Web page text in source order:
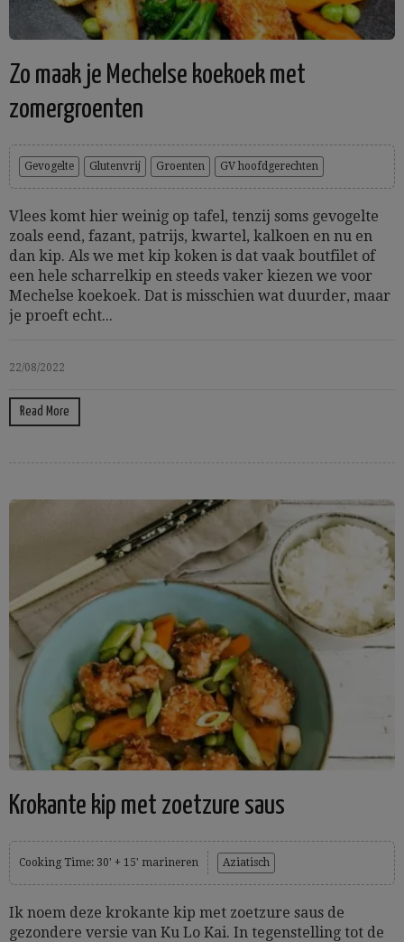
Zo maak je Mechelse koekoek met
zomergroenten
Gevogelte Glutenvrij Groenten GV hoofdgerechten
Vlees komt hier weinig op tafel, tenzij soms gevogelte
zoals eend, fazant, patrijs, kwartel, kalkoen en nu en
dan kip. Als we met kip koken is dat vaak boutfilet of
een hele scharrelkip en steeds vaker kiezen we voor
Mechelse koekoek. Dat is misschien wat duurder, maar
je proeft echt...
22/08/2022
Read More
Krokante kip met zoetzure saus
Cooking Time: 30' + 15' marineren Aziatisch
Ik noem deze krokante kip met zoetzure saus de
gezondere versie van Ku Lo Kai. In tegenstelling tot de